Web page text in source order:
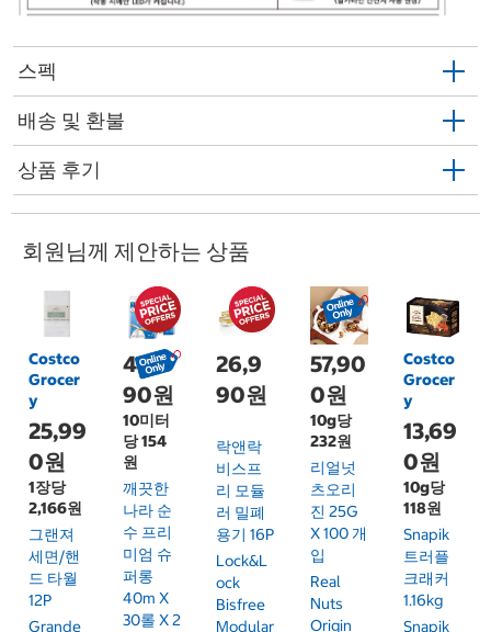
스펙
배송 및 환불
상품 후기
회원님께 제안하는 상품
Costco
Grocer
y
25,99
0원
1장당
2,166원
그랜져
세면/핸
드 타월
12P
Grande
46,9
90원
10미터
당 154
원
깨끗한
나라 순
수 프리
미엄 슈
퍼롱
40m X
30롤 X 2
26,9
90원
락앤락
비스프
리 모듈
러 밀폐
용기 16P
Lock&L
Ock
Bisfree
Modular
57,90
0원
10g당
232원
리얼넛
츠오리
진 25G
X 100 개
입
Real
Nuts
Origin
Costco
Grocer
y
13,69
0원
10g당
118원
Snapik
트러플
크래커
1.16kg
Snapik